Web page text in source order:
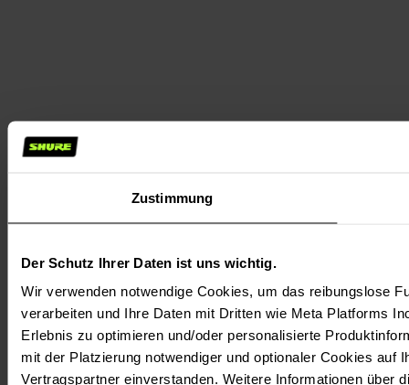
Zustimmung
Der Schutz Ihrer Daten ist uns wichtig.
Wir verwenden notwendige Cookies, um das reibungslose
verarbeiten und Ihre Daten mit Dritten wie Meta Platforms
Erlebnis zu optimieren und/oder personalisierte
mit der Platzierung notwendiger und optionaler Cookies auf
Vertragspartner einverstanden. Weitere Informationen über